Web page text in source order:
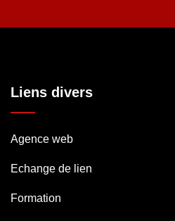
Liens divers
Agence web
Echange de lien
Formation